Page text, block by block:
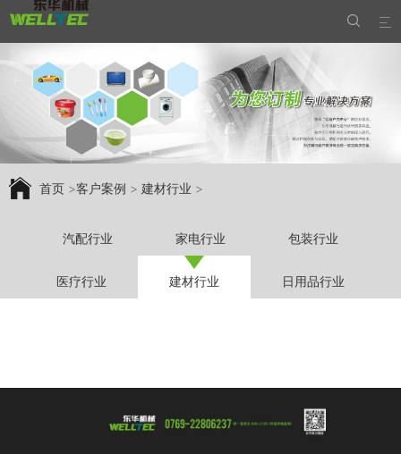


首页>客户案例 > 建材行业 >
汽配行业 家电行业 包装行业
医疗行业 建材行业 日用品行业